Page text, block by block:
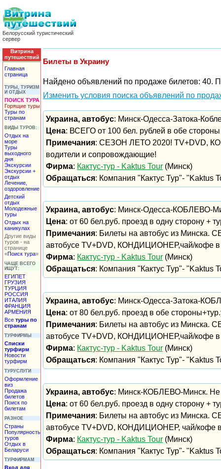
Белорусский туристический
сервер
Витрина
путешествий
Главная
страница
ТУРЫ, ТУРИЗМ
И ОТДЫХ
ПОИСК ТУРА
Горящие туры
Туры по
странам
ВИДЫ ТУРОВ:
Отдых на
море
Туры
выходного
дня
Экскурсии
Экскурсии +
отдых
Лечение,
оздоровление
Детский
отдых
Молодежные
туры
Отдых на
каникулах
Другие виды
туров - на
странице
«Поиск тура»
ЧАЩЕ ВСЕГО
ИЩУТ:
ЕГИПЕТ
ГРУЗИЯ
ТУРЦИЯ
РОССИЯ
ИТАЛИЯ
ФРАНЦИЯ
АРМЕНИЯ
Все туры по
странам
ТУРФИРМЫ
Списки
турфирм
Новости
турфирм
ТУРУСЛУГИ
Оформление
виз
Продажа
билетов
Поиск по
билетам
РАЗНОЕ
Страны
Популярность
туров
Отдых в
Беларуси
ТУРФИРМАМ
Вход для
Билеты в Украину
Найдено объявлений по продаже билетов: 40.
Изменить условия поиска объявлений по
Украина, автобус: Минск-Одесса-Затока-
Цена: ВСЕГО от 100 бел. рублей в обе стороны
Примечания: СЕЗОН ЛЕТО 2020! TV+DVD,
водители и сопровождающие!
Фирма: Кактус-тур - Kaktus Tour (Минск)
Обращаться: Компания "Кактус Тур"- "Kaktus
Украина, автобус: Минск-Одесса-КОБЛЕВО-
Цена: от 60 бел.руб. проезд в одну сторону +
Примечания: Билеты на автобус из Минска.
автобусе TV+DVD, КОНДИЦИОНЕР,чай/кофе
Фирма: Кактус-тур - Kaktus Tour (Минск)
Обращаться: Компания "Кактус Тур"- "Kaktus
Украина, автобус: Минск-Одесса-Затока-
Цена: от 80 бел.руб. проезд в обе
Примечания: Билеты на автобус из Минска.
автобусе TV+DVD, КОНДИЦИОНЕР,чай/кофе
Фирма: Кактус-тур - Kaktus Tour (Минск)
Обращаться: Компания "Кактус Тур"- "Kaktus
Украина, автобус: Минск-КОБЛЕВО-Минск. Не
Цена: от 60 бел.руб. проезд в одну сторону +
Примечания: Билеты на автобус из Минска.
автобусе TV+DVD, КОНДИЦИОНЕР, чай/кофе
Фирма: Кактус-тур - Kaktus Tour (Минск)
Обращаться: Компания "Кактус Тур"- "Kaktus